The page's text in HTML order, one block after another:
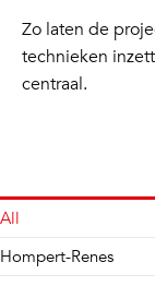
Zo laten de
technieken
centraal.
All
Hompert-Renes